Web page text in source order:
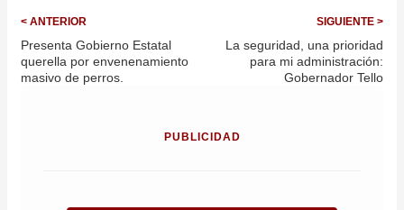
< ANTERIOR
Presenta Gobierno Estatal
querella por envenenamiento
masivo de perros.
SIGUIENTE >
La seguridad, una prioridad
para mi administración:
Gobernador Tello
PUBLICIDAD